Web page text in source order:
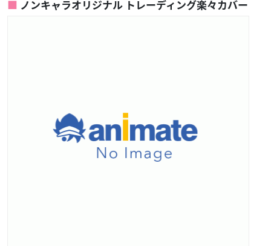
ノンキャラオリジナル トレーディング楽々カバー